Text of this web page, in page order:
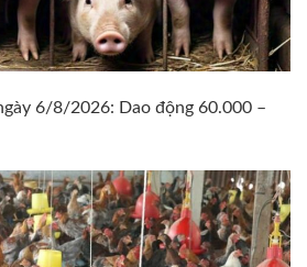
6/8/2026: Dao động 60.000 –